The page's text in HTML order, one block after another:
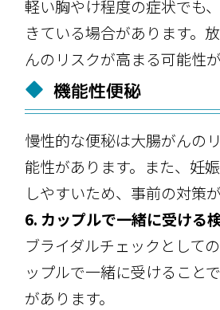
軽い胸やけ程度の症状でも
きている場合があります。
んのリスクが高まる可能性が
機能性便秘
慢性的な便秘は大腸がんの
能性があります。また、妊
しやすいため、事前の対策
6. カップルで一緒に受ける
ブライダルチェックとして
ップルで一緒に受けること
があります。